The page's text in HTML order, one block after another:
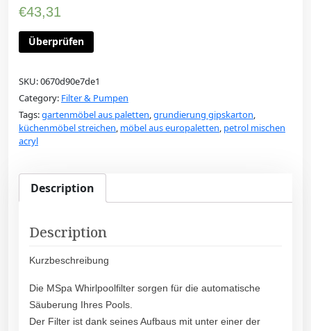
€43,31
Überprüfen
SKU:0670d90e7de1
Category: Filter & Pumpen
Tags:gartenmöbel aus paletten,grundierung gipskarton,
küchenmöbel streichen, möbel aus europaletten, petrol mischen
acryl
Description
Description
Kurzbeschreibung
Die MSpa Whirlpoolfilter sorgen für die automatische
Säuberung Ihres Pools.
Der Filter ist dank seines Aufbaus mit unter einer der